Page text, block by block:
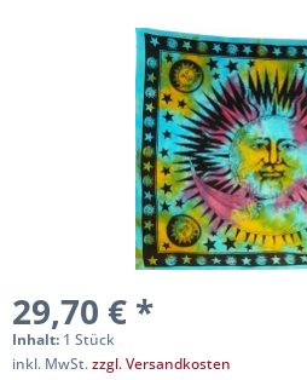
29,70 € *
Inhalt: 1 Stück
inkl. MwSt.zzgl. Versandkosten